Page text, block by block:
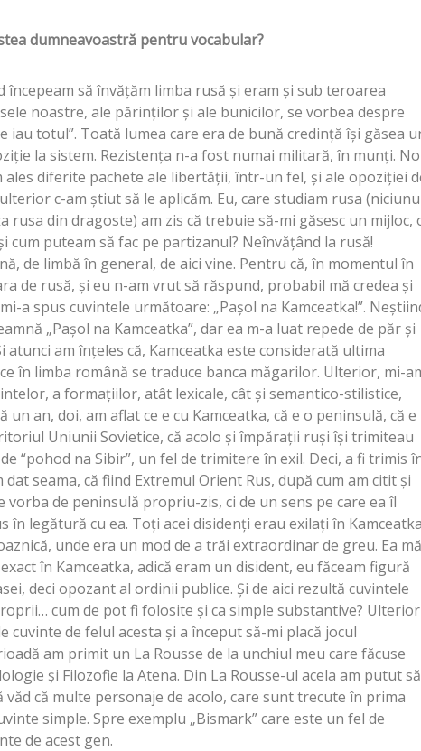
dumneavoastră pentru vocabular?
începeam să învăţăm limba rusă şi eram şi sub teroarea
noastre, ale părinţilor şi ale bunicilor, se vorbea despre
iau totul”. Toată lumea care era de bună credinţă îşi găsea
la sistem. Rezistenţa n-a fost numai militară, în munţi.
diferite pachete ale libertăţii, într-un fel, şi ale opoziţiei
c-am ştiut să le aplicăm. Eu, care studiam rusa
rusa din dragoste) am zis că trebuie să-mi găsesc un mijloc,
cum puteam să fac pe partizanul? Neînvăţând la rusă!
de limbă în general, de aici vine. Pentru că, în momentul în
de rusă, şi eu n-am vrut să răspund, probabil mă credea şi
a spus cuvintele următoare: „Paşol na Kamceatka!”.
„Paşol na Kamceatka”, dar ea m-a luat repede de păr şi
atunci am înţeles că, Kamceatka este considerată ultima
în limba română se traduce banca măgarilor. Ulterior, mi-
a formaţiilor, atât lexicale, cât şi semantico-stilistice,
an, doi, am aflat ce e cu Kamceatka, că e o peninsulă, că e
Uniunii Sovietice, că acolo şi împăraţii ruşi îşi trimiteau
“pohod na Sibir”, un fel de trimitere în exil. Deci, a fi trimis
dat seama, că fiind Extremul Orient Rus, după cum am citit şi
vorba de peninsulă propriu-zis, ci de un sens pe care ea îl
în legătură cu ea. Toţi acei disidenţi erau exilaţi în
unde era un mod de a trăi extraordinar de greu. Ea mă
în Kamceatka, adică eram un disident, eu făceam figură
deci opozant al ordinii publice. Şi de aici rezultă cuvintele
cum de pot fi folosite şi ca simple substantive? Ulterior
cuvinte de felul acesta şi a început să-mi placă jocul
am primit un La Rousse de la unchiul meu care făcuse
şi Filozofie la Atena. Din La Rousse-ul acela am putut să
că multe personaje de acolo, care sunt trecute în prima
simple. Spre exemplu „Bismark” care este un fel de
de acest gen.